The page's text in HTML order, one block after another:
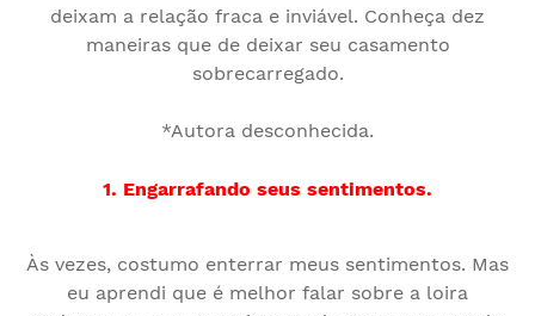
deixam a relação fraca e inviável. Conheça dez
maneiras que de deixar seu casamento
sobrecarregado.
*Autora desconhecida.
1. Engarrafando seus sentimentos.
Às vezes, costumo enterrar meus sentimentos. Mas
eu aprendi que é melhor falar sobre a loira